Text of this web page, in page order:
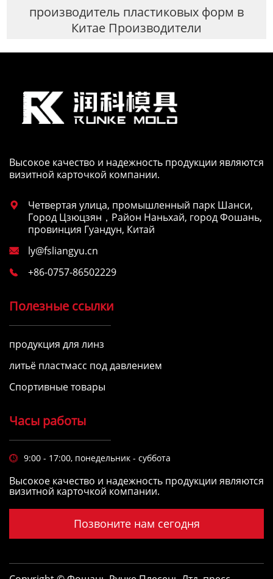
производитель пластиковых форм в
Китае Производители
Высокое качество и надежность продукции являются
визитной карточкой компании.

Четвертая улица, промышленный парк Шанси,
Город Цзюцзян，Район Наньхай, город Фошань,
провинция Гуандун, Китай
 ly@fsliangyu.cn
 +86-0757-86502229
Полезные ссылки
продукция для линз
литьё пластмасс под давлением
Спортивные товары
Часы работы
 9:00 - 17:00, понедельник - суббота
Высокое качество и надежность продукции являются
визитной карточкой компании.
Позвоните нам сегодня